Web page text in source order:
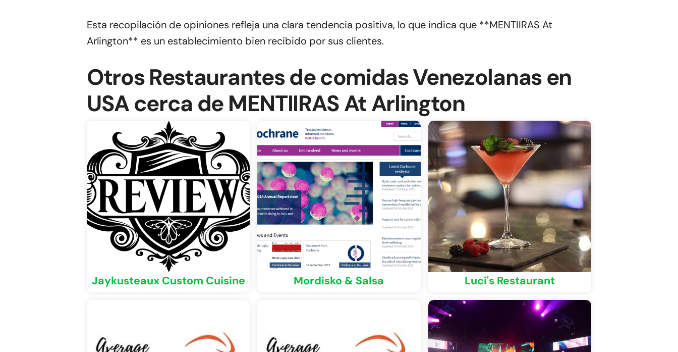
Esta recopilación de opiniones refleja una clara tendencia positiva, lo que indica que **MENTIIRAS At
Arlington** es un establecimiento bien recibido por sus clientes.
Otros Restaurantes de comidas Venezolanas en
USA cerca de MENTIIRAS At Arlington
Jaykusteaux Custom Cuisine Mordisko & Salsa Luci's Restaurant